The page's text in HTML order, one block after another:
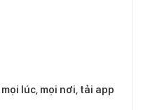
lúc, mọi nơi, tải app